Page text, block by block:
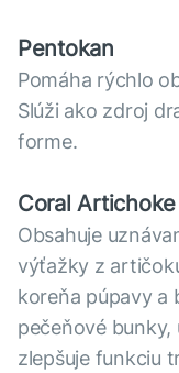
Pentokan
Pomáha rýchlo
Slúži ako zdroj
forme.
Coral Artichoke
Obsahuje
výťažky z
koreňa púpavy a
pečeňové
zlepšuje funkciu